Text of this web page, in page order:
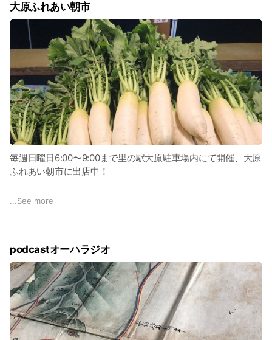
まるで瞑想のような除草作業は思いの外に頭がスッキリしま
す。疲れたら顔を上げて里山の風味、空の広さに感動しよう）
16:30おしまい！適度に疲れて、晴れ晴れします。その日採れ
た野菜をたくさん持ち帰り。「こんなにもらっていいんです
か？！」といつも驚かれる、お裾分け野菜。帰宅したら、新鮮
すぎる野菜を、ぜひ食べてみてね！
さい！
★乾燥野菜
寒さの厳しい冬の大原で栽培したカラフルな大根、にんじん
を、使いやすくカットし、手軽に楽しめる乾燥野菜にしまし
た。季節を問わず食卓に彩りを。
https://otofuku.theshop.jp/
大原ふれあい朝市
毎週日曜日6:00〜9:00まで里の駅大原駐車場内にて開催、大原
ふれあい朝市に出店中！
1999年開設の、歴史ある朝市です。京都市内から車で20〜30
早朝の里山の空気は格別です！
農家とダイレクトにお話しできるのも楽しい。毎週開催だか
ら、非日常のイベントではなく生活の一部のようになるよ。
「お久しぶり！お元気でしたか？！」なんて会話がそこかしこ
に聞こえてくる、このご時世に素敵なコミュニティマーケット
です。
...See more
podcastオーハラジオ